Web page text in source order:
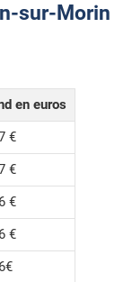
sur-Morin
en euros
€
€
€
€